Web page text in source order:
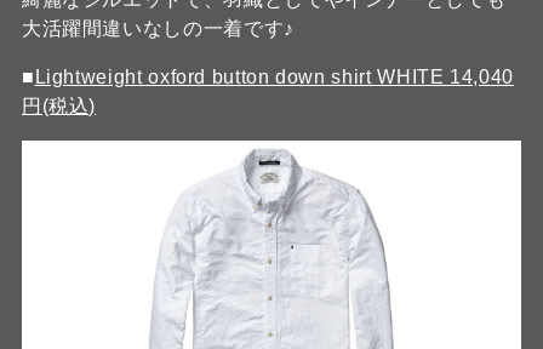
大活躍間違いなしの一着です♪
■ Lightweight oxford button down shirt WHITE 14,040
円(税込)